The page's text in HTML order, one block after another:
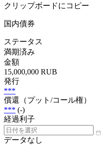
クリップボードにコピー
国内債券
ステータス
満期済み
金額
15,000,000 RUB
発行
***
償還（プット/コール権）
*** (-)
経過利子
データなし